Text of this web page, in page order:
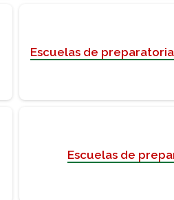
Escuelas de
Escuelas de